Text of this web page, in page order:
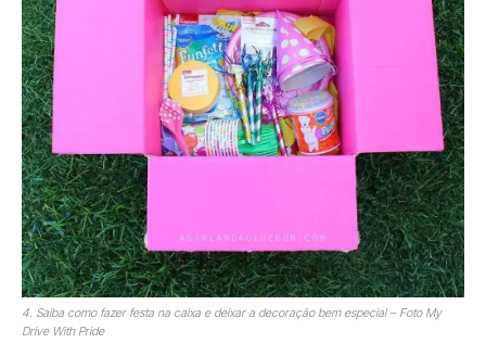
4. Saiba como fazer festa na caixa e deixar a decoração bem especial – Foto My
Drive With Pride